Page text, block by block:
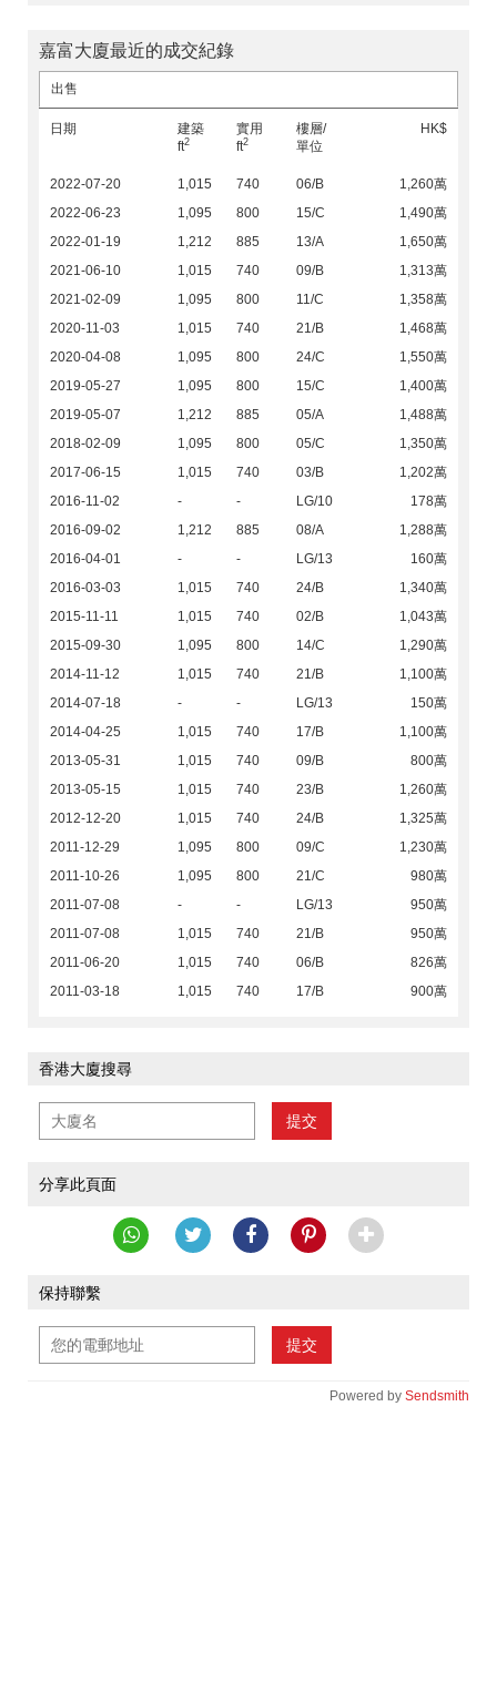
嘉富大廈最近的成交紀錄
出售
日期
建築
ft2
實用
ft2
樓層/
單位
HK$
2022-07-20 1,015 740 06/B
1,260萬
2022-06-23
1,095 800 15/C
1,490萬
2022-01-19
1,212 885 13/A
1,650萬
2021-06-10
1,015 740 09/B
1,313萬
2021-02-09
1,095 800 11/C
1,358萬
2020-11-03
1,015 740 21/B
1,468萬
2020-04-08
1,095 800 24/C
1,550萬
2019-05-27
1,095 800 15/C
1,400萬
2019-05-07
1,212 885 05/A
1,488萬
2018-02-09
1,095 800 05/C
1,350萬
2017-06-15
1,015 740 03/B
1,202萬
2016-11-02
- - LG/10
178萬
2016-09-02
1,212 885 08/A
1,288萬
2016-04-01
- - LG/13
160萬
2016-03-03
1,015 740 24/B
1,340萬
2015-11-11
1,015 740 02/B
1,043萬
2015-09-30
1,095 800 14/C
1,290萬
2014-11-12
1,015 740 21/B
1,100萬
2014-07-18
- - LG/13
150萬
2014-04-25
1,015 740 17/B
1,100萬
2013-05-31
1,015 740 09/B
800萬
2013-05-15
1,015 740 23/B
1,260萬
2012-12-20
1,015 740 24/B
1,325萬
2011-12-29
1,095 800 09/C
1,230萬
2011-10-26
1,095 800 21/C
980萬
2011-07-08
- - LG/13
950萬
2011-07-08
1,015 740 21/B
950萬
2011-06-20
1,015 740 06/B
826萬
2011-03-18
1,015 740 17/B 900萬
香港大廈搜尋
提交
分享此頁面
保持聯繫
提交
Powered by Sendsmith